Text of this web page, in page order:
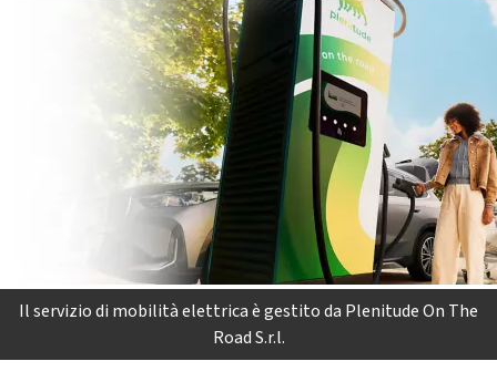
Il servizio di mobilità elettrica è gestito da Plenitude On The
Road S.r.l.